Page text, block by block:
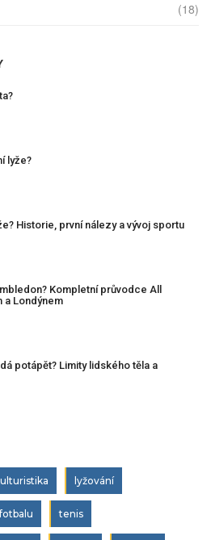
(18)
lyže?
Historie, první nálezy a vývoj sportu
Kompletní průvodce All
a Londýnem
potápět? Limity lidského těla a
lyžování
tenis